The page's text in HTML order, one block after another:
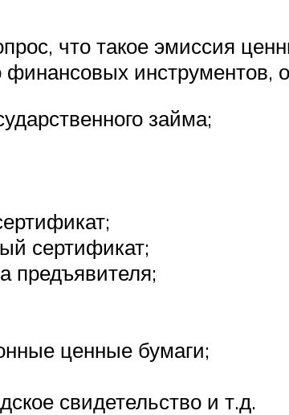
что такое эмиссия
финансовых
займа;
сертификат;
предъявителя;
ценные бумаги;
свидетельство и т.д.